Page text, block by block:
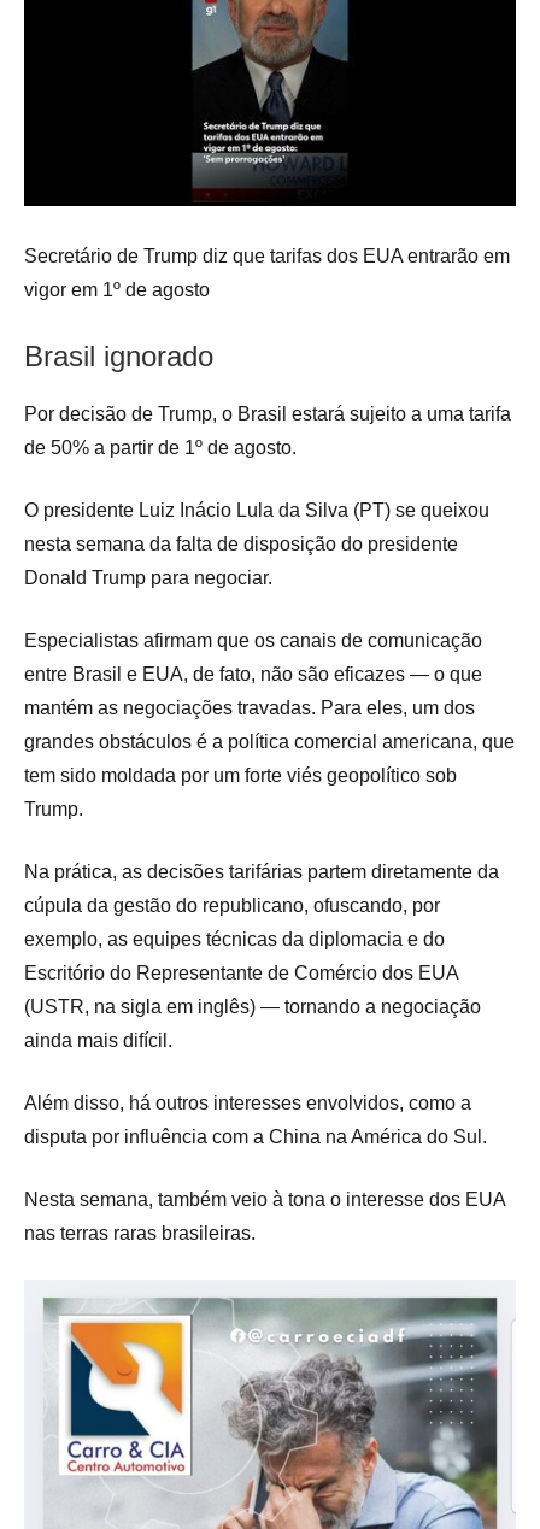
Secretário de Trump diz que tarifas dos EUA entrarão em
vigor em 1º de agosto
Brasil ignorado
Por decisão de Trump, o Brasil estará sujeito a uma tarifa
de 50% a partir de 1º de agosto.
O presidente Luiz Inácio Lula da Silva (PT) se queixou
nesta semana da falta de disposição do presidente
Donald Trump para negociar.
Especialistas afirmam que os canais de comunicação
entre Brasil e EUA, de fato, não são eficazes — o que
mantém as negociações travadas. Para eles, um dos
grandes obstáculos é a política comercial americana, que
tem sido moldada por um forte viés geopolítico sob
Trump.
Na prática, as decisões tarifárias partem diretamente da
cúpula da gestão do republicano, ofuscando, por
exemplo, as equipes técnicas da diplomacia e do
Escritório do Representante de Comércio dos EUA
(USTR, na sigla em inglês) — tornando a negociação
ainda mais difícil.
Além disso, há outros interesses envolvidos, como a
disputa por influência com a China na América do Sul.
Nesta semana, também veio à tona o interesse dos EUA
nas terras raras brasileiras.